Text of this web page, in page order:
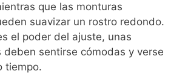
que las monturas
suavizar un rostro redondo.
el poder del ajuste, unas
deben sentirse cómodas y verse
tiempo.